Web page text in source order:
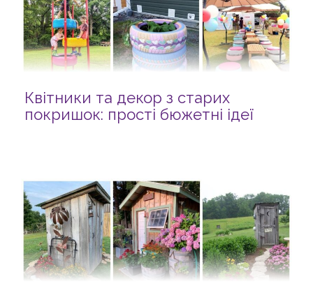
Квітники та декор з старих
покришок: прості бюжетні ідеї